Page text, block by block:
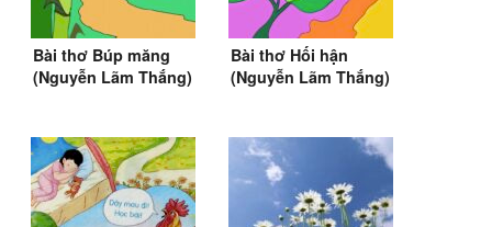
Bài thơ Búp măng
(Nguyễn Lãm Thắng)
Bài thơ Hối hận
(Nguyễn Lãm Thắng)